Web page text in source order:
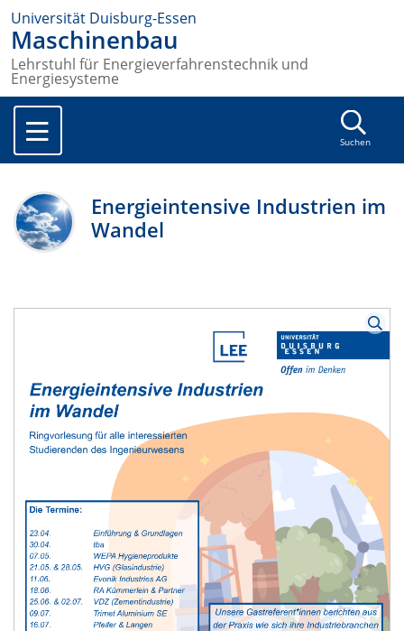
Universität Duisburg-Essen
Maschinenbau
Lehrstuhl für Energieverfahrenstechnik und
Energiesysteme
Suchen
Energieintensive Industrien im
Wandel